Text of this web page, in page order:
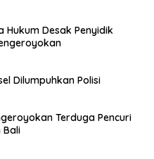
Hukum Desak Penyidik
Dilumpuhkan Polisi
Terduga Pencuri
Bali